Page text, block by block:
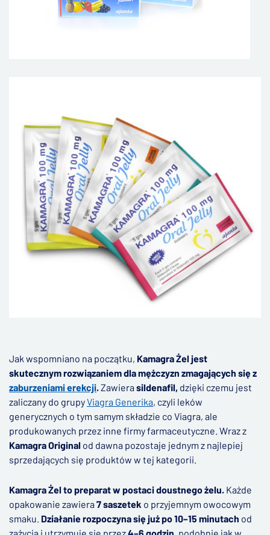
Jak wspomniano na początku, Kamagra Żel jest
skutecznym rozwiązaniem dla mężczyzn zmagających się z
zaburzeniami erekcji.Zawiera sildenafil, dzięki czemu jest
zaliczany do grupyViagra Generika, czyli leków
generycznych o tym samym składzie co Viagra, ale
produkowanych przez inne firmy farmaceutyczne. Wraz z
Kamagra Original od dawna pozostaje jednym z najlepiej
sprzedających się produktów w tej kategorii.
Kamagra Żel to preparat w postaci doustnego żelu. Każde
opakowanie zawiera 7 saszetek o przyjemnym owocowym
smaku. Działanie rozpoczyna się już po 10–15 minutach od